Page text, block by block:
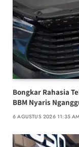
Bongkar Rahasia
BBM Nyaris
6 AGUSTUS 2026 11:35 AM